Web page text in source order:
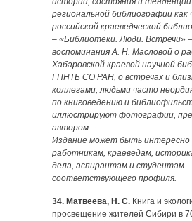
региональной библиографии как
российской краеведческой
– «Библиотеки. Люди. Встречи»
воспоминания А. Н. Масловой о
Хабаровской краевой научной
ГПНТБ СО РАН, о встречах и
коллегами, людьми часто
по книговедению и
иллюстрируют фотографии,
автором.
Издание может быть
работникам, краеведам,
дела, аспирантам и студентам
соответствующего профиля.
34. Матвеева, Н. С. Книга и
просвещение жителей Сибири в